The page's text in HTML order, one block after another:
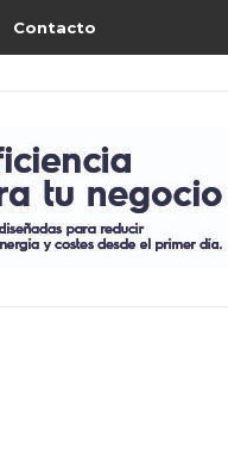
Contacto